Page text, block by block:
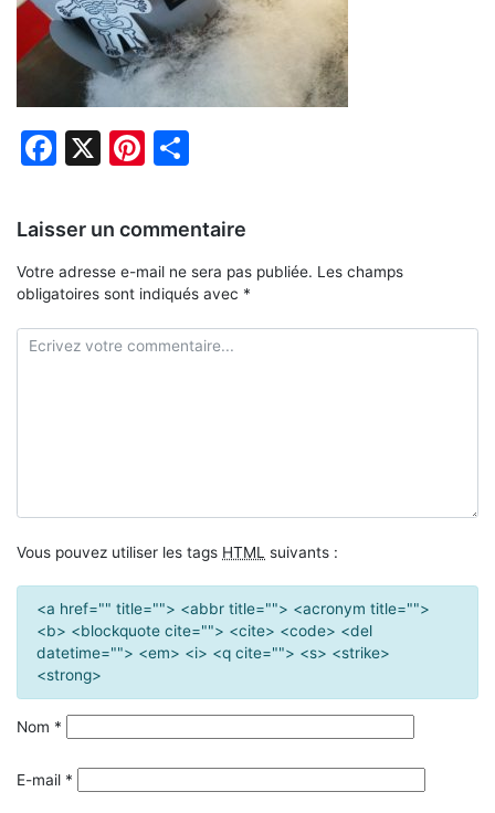
Facebook
X Pinterest
Laisser un commentaire
Votre adresse e-mail ne sera pas publiée. Les champs
obligatoires sont indiqués avec *
Vous pouvez utiliser les tags HTML suivants :
<a href="" title=""> <abbr title=""> <acronym title="">
<b> <blockquote cite=""> <cite> <code> <del
datetime=""> <em> <i> <q cite=""> <s> <strike>
<strong>
Nom *
E-mail *